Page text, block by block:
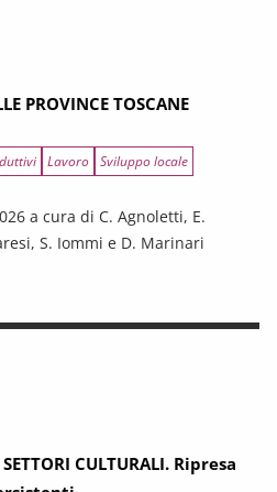
PROVINCE TOSCANE
Lavoro Sviluppo locale
a cura di C. Agnoletti, E.
S. Iommi e D. Marinari
TOSCANE
CULTURALI. Ripresa